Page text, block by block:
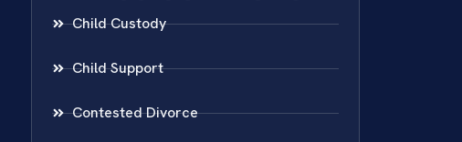
Child Custody
Child Support
Contested Divorce